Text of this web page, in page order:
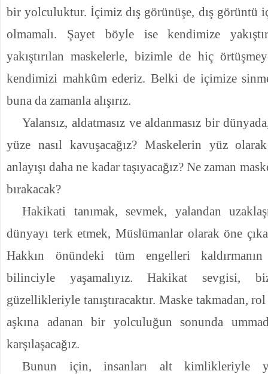
bir yolculuktur. İçimiz dış görünüşe, dış görüntü
olmamalı. Şayet böyle ise kendimize
yakıştırılan maskelerle, bizimle de hiç
kendimizi mahkûm ederiz. Belki de içimize
buna da zamanla alışırız.
Yalansız, aldatmasız ve aldanmasız bir
yüze nasıl kavuşacağız? Maskelerin yüz
anlayışı daha ne kadar taşıyacağız? Ne zaman
bırakacak?
Hakikati tanımak, sevmek, yalandan
dünyayı terk etmek, Müslümanlar olarak öne
Hakkın önündeki tüm engelleri
bilinciyle yaşamalıyız. Hakikat sevgisi,
güzellikleriyle tanıştıracaktır. Maske takmadan,
aşkına adanan bir yolculuğun sonunda
karşılaşacağız.
Bunun için, insanları alt kimlikleriyle